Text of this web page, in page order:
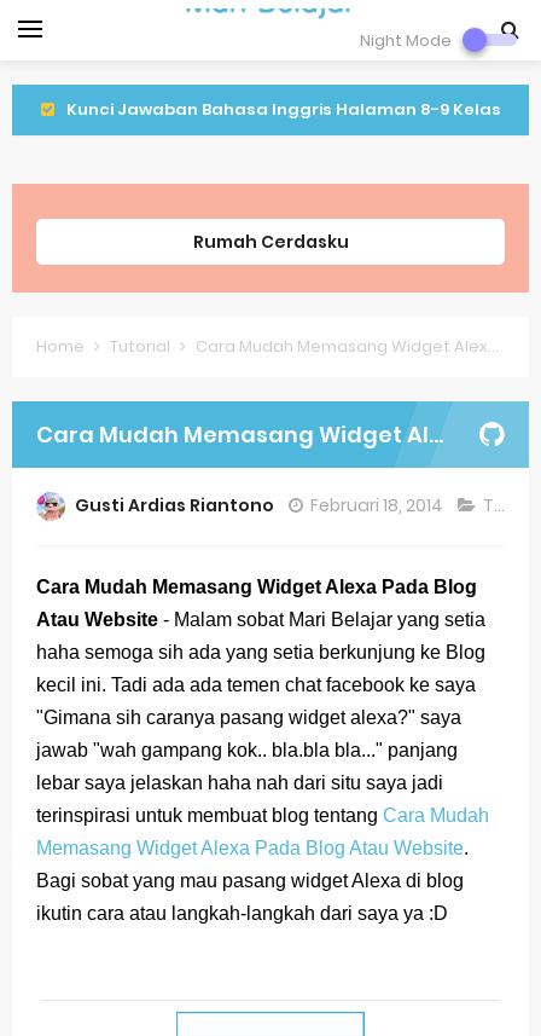
Kunci Jawaban Bahasa Inggris Halaman 8-9 Kelas
Kunci Jawaban IPA Halaman 8 Kelas 9 Semester 1
Latihan PLBJ Kelas 2 Tentang Keragaman Minuman
Soal Latihan Matematika Kelas 9
Soal Latihan Bahasa Inggris Kelas 8 Semester 2
Jawaban Bahasa Indonesia Kelas VIII (8) Kurikulum
Merdeka Halaman 18
Jawaban Bahasa Indonesia Kelas VIII (8) Kurikulum
Merdeka Halaman 15
Jawaban Bahasa Indonesia Kelas VIII (8) Kurikulum
Merdeka Halaman 7
Jawaban Bahasa Indonesia Kelas VIII (8) Kurikulum
Organ Peredaran Darah pada Manusia dan
Rumah Cerdasku
Home Tutorial Cara Mudah Memasang Widget Alexa Pada Blog Atau Website
Cara Mudah Memasang Widget Alexa Pada Blog Atau Website
Gusti Ardias Riantono Februari 18, 2014 Tutorial
Cara Mudah Memasang Widget Alexa Pada Blog
Atau Website - Malam sobat Mari Belajar yang setia
haha semoga sih ada yang setia berkunjung ke Blog
kecil ini. Tadi ada ada temen chat facebook ke saya
"Gimana sih caranya pasang widget alexa?" saya
jawab "wah gampang kok.. bla.bla bla..." panjang
lebar saya jelaskan haha nah dari situ saya jadi
terinspirasi untuk membuat blog tentang Cara Mudah
Memasang Widget Alexa Pada Blog Atau Website.
Bagi sobat yang mau pasang widget Alexa di blog
ikutin cara atau langkah-langkah dari saya ya :D
Night Mode